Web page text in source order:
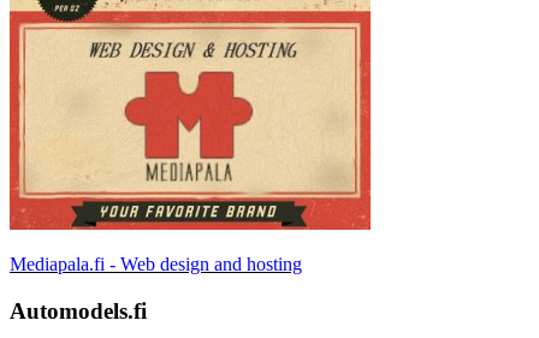
Mediapala.fi - Web design and hosting
Automodels.fi